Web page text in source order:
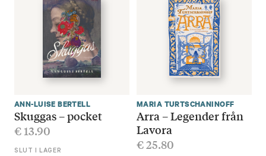
ANN-LUISE BERTELL
Skuggas – pocket
€13.90
SLUT I LAGER
MARIA TURTSCHANINOFF
Arra – Legender från
Lavora
€25.80